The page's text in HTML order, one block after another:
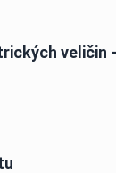
veličin